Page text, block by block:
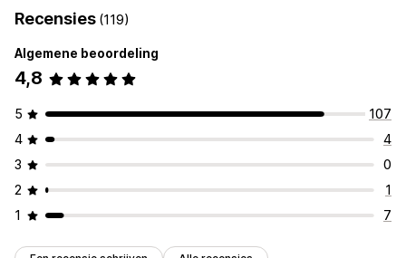
Recensies (119)
Algemene beoordeling
4,8
5
107
4
4
3
0
2
1
1
7